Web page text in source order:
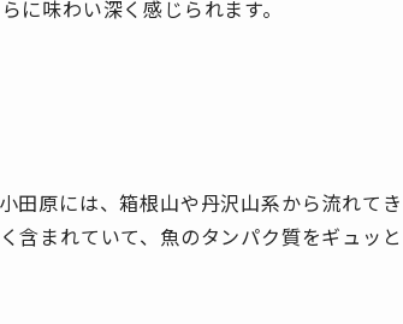
に味わい深く感じられます。
田原には、箱根山や丹沢山系から流れてき
含まれていて、魚のタンパク質をギュッと